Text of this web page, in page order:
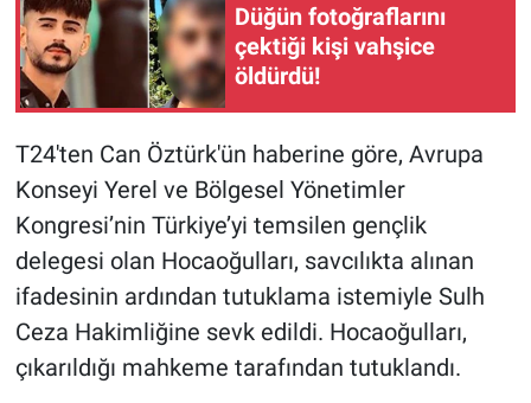
Düğün fotoğraflarını
çektiği kişi vahşice
öldürdü!
T24'ten Can Öztürk'ün haberine göre, Avrupa
Konseyi Yerel ve Bölgesel Yönetimler
Kongresi’nin Türkiye’yi temsilen gençlik
delegesi olan Hocaoğulları, savcılıkta alınan
ifadesinin ardından tutuklama istemiyle Sulh
Ceza Hakimliğine sevk edildi. Hocaoğulları,
çıkarıldığı mahkeme tarafından tutuklandı.
Nedir
Popüler
Programlar
Sağlık
Spor
Teknoloji
Türkiye'nin Geleceği